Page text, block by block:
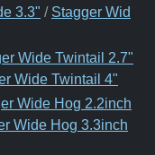
3.3" / Stagger Wid
Wide Twintail 2.7"
Wide Twintail 4"
Wide Hog 2.2inch
Wide Hog 3.3inch